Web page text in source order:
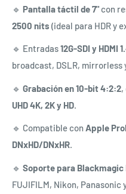
🔹 Pantalla táctil de 7" con
2500 nits (ideal para HDR y
🔹 Entradas12G-SDI y HDMI
broadcast, DSLR, mirrorless
🔹 Grabación en 10-bit 4:2:2,
UHD 4K, 2K y HD
🔹 Compatible con Apple
DNxHD/DNxHR.
🔹 Soporte para Blackmagic
FUJIFILM, Nikon, Panasonic y